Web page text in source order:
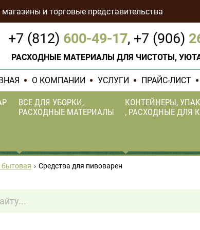
и торговые представительства
+7 (812) 600-49-17, +7 (906)
РАСХОДНЫЕ МАТЕРИАЛЫ ДЛЯ ЧИСТОТЫ,
О КОМПАНИИ УСЛУГИ ПРАЙС-ЛИСТ
ВСЕ ДЛЯ УБОРКИ,
РАСХОДНЫЕ МАТЕРИАЛЫ
КОНТЕЙНЕРЫ,
, РАСХОДНЫЕ ДЛЯ
Уборочный инвентарь
Тряпки, губки, ветошь
Контейнеры для
бытовая Средства для пивоварен